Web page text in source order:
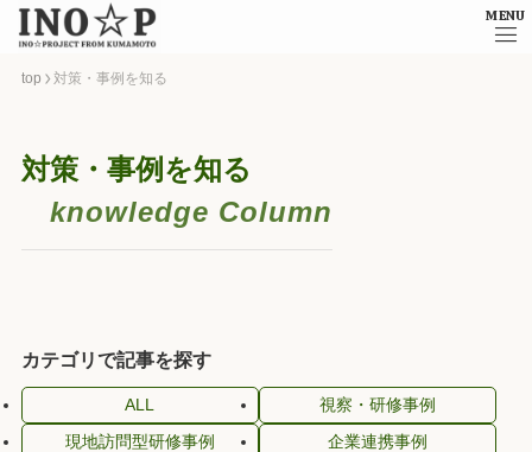
MENU
top 対策・事例を知る
対策・事例を知る
knowledge Column
カテゴリで記事を探す
ALL
視察・研修事例
現地訪問型研修事例
企業連携事例